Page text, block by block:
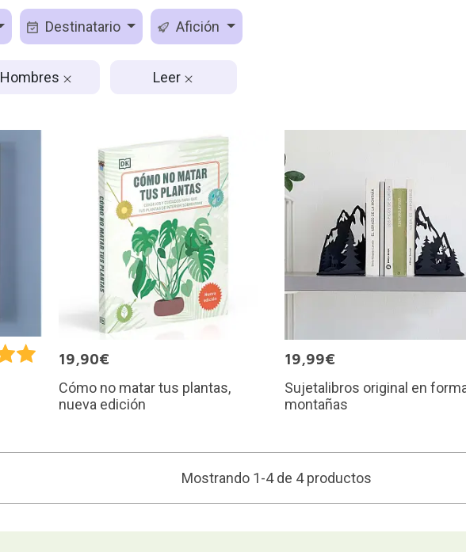
Destinatario Afición
Hombres Leer
19,90€
Cómo no matar tus plantas,
nueva edición
19,99€
Sujetalibros original en
montañas
Mostrando 1-4 de 4 productos